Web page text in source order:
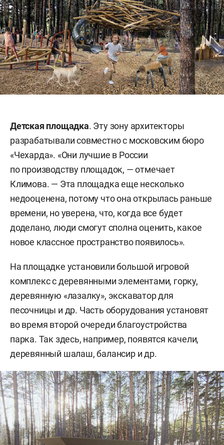
Детская площадка. Эту зону архитекторы
разрабатывали совместно с московским бюро
«Чехарда». «Они лучшие в России
по производству площадок, — отмечает
Климова. — Эта площадка еще несколько
недооценена, потому что она открылась раньше
времени, но уверена, что, когда все будет
доделано, люди смогут сполна оценить, какое
новое классное пространство появилось».
На площадке установили большой игровой
комплекс с деревянными элементами, горку,
деревянную «лазалку», экскаватор для
песочницы и др. Часть оборудования установят
во время второй очереди благоустройства
парка. Так здесь, например, появятся качели,
деревянный шалаш, балансир и др.